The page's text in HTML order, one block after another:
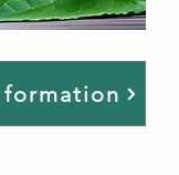
formation